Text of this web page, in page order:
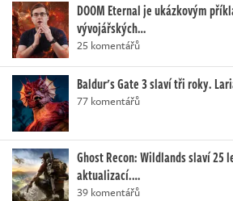
DOOM Eternal je ukázkovým
vývojářských…
25 komentářů
Baldur's Gate 3 slaví tři roky.
77 komentářů
Ghost Recon: Wildlands slaví 25
aktualizací.…
39 komentářů